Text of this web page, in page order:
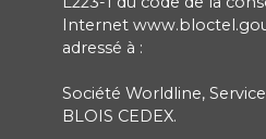
Internet
adressé à :
Société Worldline, Service
BLOIS CEDEX.